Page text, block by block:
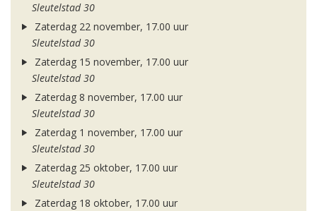
Sleutelstad 30
Zaterdag 22 november, 17.00 uur
Sleutelstad 30
Zaterdag 15 november, 17.00 uur
Sleutelstad 30
Zaterdag 8 november, 17.00 uur
Sleutelstad 30
Zaterdag 1 november, 17.00 uur
Sleutelstad 30
Zaterdag 25 oktober, 17.00 uur
Sleutelstad 30
Zaterdag 18 oktober, 17.00 uur